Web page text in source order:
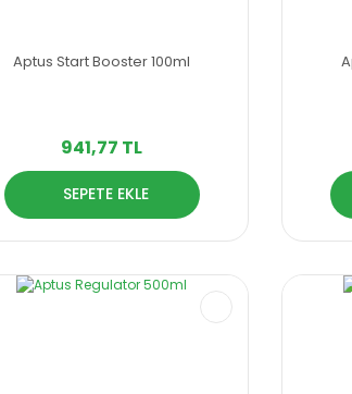
Aptus Start Booster 100ml
941,77 TL
SEPETE EKLE